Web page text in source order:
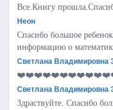
Все.Книгу
Неон
Спасибо большое
информацию о
Светлана Владимировна
Светлана Владимировна
Здраствуйте. Спасибо